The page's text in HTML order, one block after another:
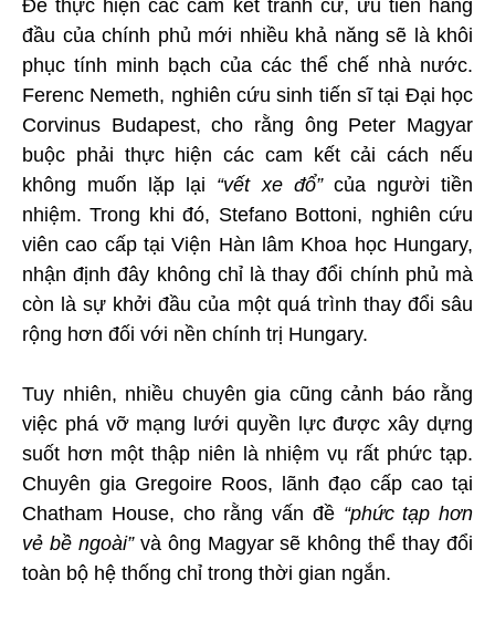
Để thực hiện các cam kết tranh cử, ưu tiên hàng
đầu của chính phủ mới nhiều khả năng sẽ là khôi
phục tính minh bạch của các thể chế nhà nước.
Ferenc Nemeth, nghiên cứu sinh tiến sĩ tại Đại học
Corvinus Budapest, cho rằng ông Peter Magyar
buộc phải thực hiện các cam kết cải cách nếu
không muốn lặp lại “vết xe đổ”của người tiền
nhiệm. Trong khi đó, Stefano Bottoni, nghiên cứu
viên cao cấp tại Viện Hàn lâm Khoa học Hungary,
nhận định đây không chỉ là thay đổi chính phủ mà
còn là sự khởi đầu của một quá trình thay đổi sâu
rộng hơn đối với nền chính trị Hungary.
Tuy nhiên, nhiều chuyên gia cũng cảnh báo rằng
việc phá vỡ mạng lưới quyền lực được xây dựng
suốt hơn một thập niên là nhiệm vụ rất phức tạp.
Chuyên gia Gregoire Roos, lãnh đạo cấp cao tại
Chatham House, cho rằng vấn đề“phức tạp hơn
vẻ bề ngoài”và ông Magyar sẽ không thể thay đổi
toàn bộ hệ thống chỉ trong thời gian ngắn.